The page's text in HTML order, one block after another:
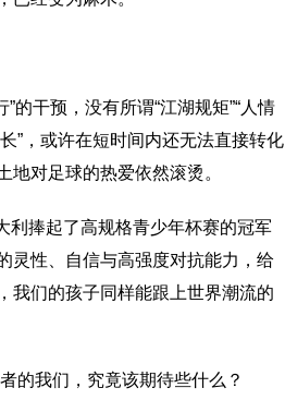
的干预，没有所谓“江湖规矩”“人情
”，或许在短时间内还无法直接转化
对足球的热爱依然滚烫。
利捧起了高规格青少年杯赛的冠军
灵性、自信与高强度对抗能力，给
我们的孩子同样能跟上世界潮流的
的我们，究竟该期待些什么？